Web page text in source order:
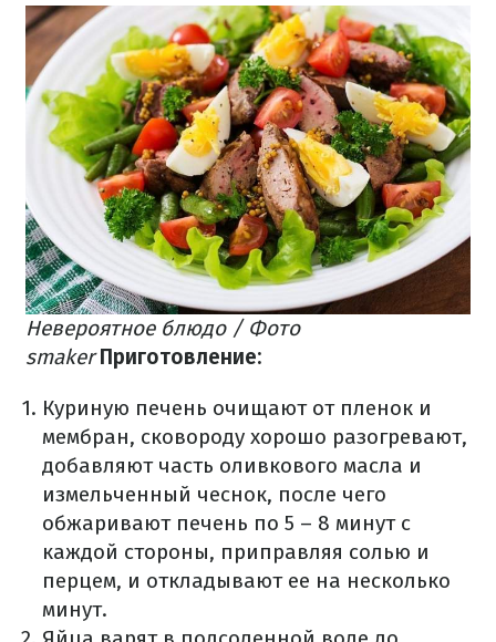
Невероятное блюдо / Фото
smakerПриготовление:
Куриную печень очищают от пленок и
мембран, сковороду хорошо разогревают,
добавляют часть оливкового масла и
измельченный чеснок, после чего
обжаривают печень по 5 – 8 минут с
каждой стороны, приправляя солью и
перцем, и откладывают ее на несколько
минут.